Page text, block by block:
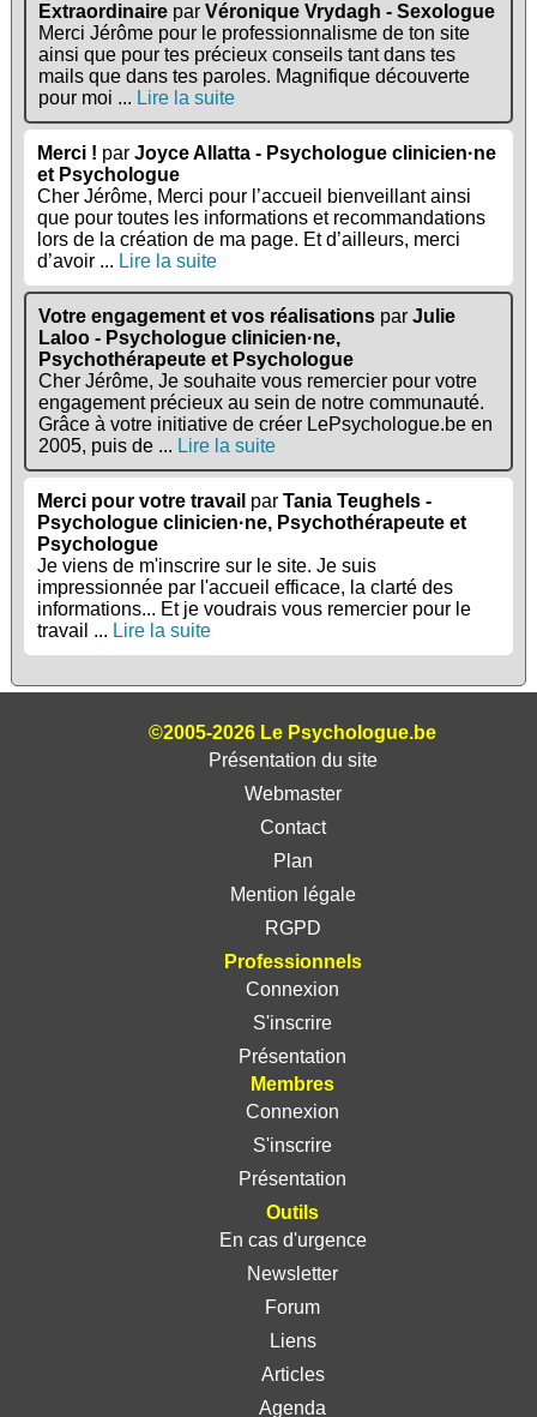
Extraordinaire parVéronique Vrydagh - Sexologue
Merci Jérôme pour le professionnalisme de ton site
ainsi que pour tes précieux conseils tant dans tes
mails que dans tes paroles. Magnifique découverte
pour moi ... Lire la suite
Merci ! parJoyce Allatta - Psychologue clinicien·ne
et Psychologue
Cher Jérôme, Merci pour l’accueil bienveillant ainsi
que pour toutes les informations et recommandations
lors de la création de ma page. Et d’ailleurs, merci
d’avoir ... Lire la suite
Votre engagement et vos réalisations parJulie
Laloo - Psychologue clinicien·ne,
Psychothérapeute et Psychologue
Cher Jérôme, Je souhaite vous remercier pour votre
engagement précieux au sein de notre communauté.
Grâce à votre initiative de créer LePsychologue.be en
2005, puis de ... Lire la suite
Merci pour votre travail parTania Teughels -
Psychologue clinicien·ne, Psychothérapeute et
Psychologue
Je viens de m'inscrire sur le site. Je suis
impressionnée par l'accueil efficace, la clarté des
informations... Et je voudrais vous remercier pour le
travail ... Lire la suite
©2005-2026 Le Psychologue.be
Présentation du site
Webmaster
Contact
Plan
Mention légale
RGPD
Professionnels
Connexion
S'inscrire
Présentation
Membres
Connexion
S'inscrire
Présentation
Outils
En cas d'urgence
Newsletter
Forum
Liens
Articles
Agenda